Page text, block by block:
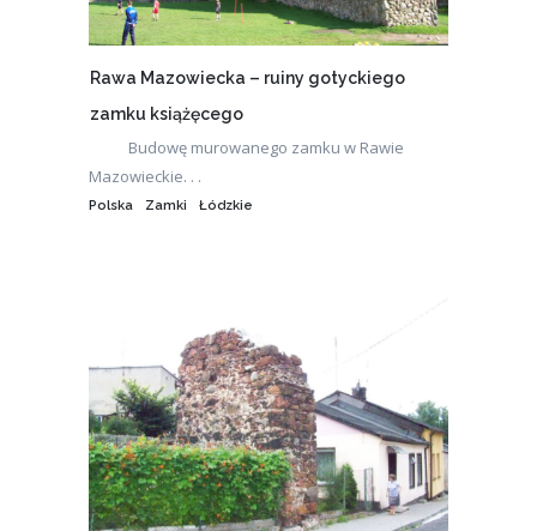
Rawa Mazowiecka – ruiny gotyckiego
zamku książęcego
Budowę murowanego zamku w Rawie
Mazowieckie. . .
Polska Zamki Łódzkie